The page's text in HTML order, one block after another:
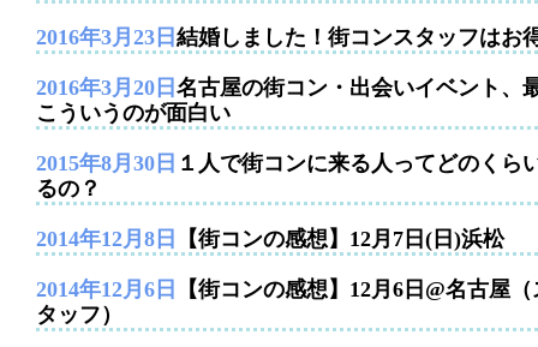
2016年3月23日 結婚しました！街コンスタッフはお
2016年3月20日 名古屋の街コン・出会いイベント、
こういうのが面白い
2015年8月30日 １人で街コンに来る人ってどのくら
るの？
2014年12月8日 【街コンの感想】12月7日(日)浜松
2014年12月6日
【街コンの感想】12月6日@名古屋（
タッフ）